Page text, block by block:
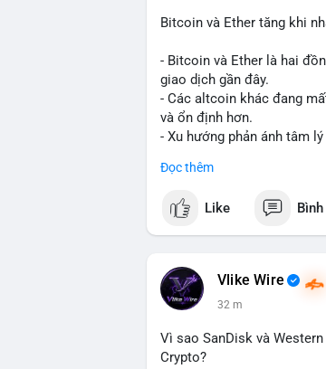
📰 Nguồn: CoinDesk
Bitcoin và Ether tăng khi
- Bitcoin và Ether là hai
giao dịch gần đây.
- Các altcoin khác đang
và ổn định hơn.
- Xu hướng phản ánh tâm
#vlikevn #titanbot
📰 Nguồn: CoinDesk
Đọc thêm
Like
Vlike Wire
32 m
Vì sao SanDisk và
Crypto?